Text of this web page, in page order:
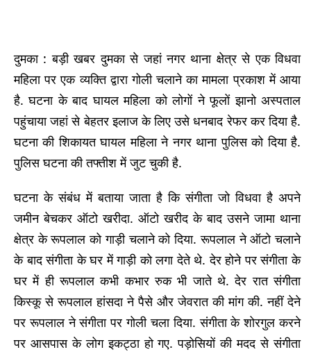
दुमका : बड़ी खबर दुमका से जहां नगर थाना क्षेत्र से एक विधवा
महिला पर एक व्यक्ति द्वारा गोली चलाने का मामला प्रकाश में आया
है. घटना के बाद घायल महिला को लोगों ने फूलों झानो अस्पताल
पहुंचाया जहां से बेहतर इलाज के लिए उसे धनबाद रेफर कर दिया है.
घटना की शिकायत घायल महिला ने नगर थाना पुलिस को दिया है.
पुलिस घटना की तफ्तीश में जुट चुकी है.
घटना के संबंध में बताया जाता है कि संगीता जो विधवा है अपने
जमीन बेचकर ऑटो खरीदा. ऑटो खरीद के बाद उसने जामा थाना
क्षेत्र के रूपलाल को गाड़ी चलाने को दिया. रूपलाल ने ऑटो चलाने
के बाद संगीता के घर में गाड़ी को लगा देते थे. देर होने पर संगीता के
घर में ही रूपलाल कभी कभार रुक भी जाते थे. देर रात संगीता
किस्कू से रूपलाल हांसदा ने पैसे और जेवरात की मांग की. नहीं देने
पर रूपलाल ने संगीता पर गोली चला दिया. संगीता के शोरगुल करने
पर आसपास के लोग इकट्ठा हो गए. पड़ोसियों की मदद से संगीता